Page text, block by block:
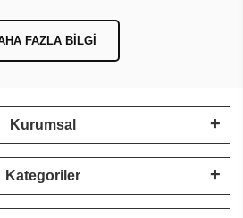
FAZLA BILGI
Kurumsal
Kategoriler